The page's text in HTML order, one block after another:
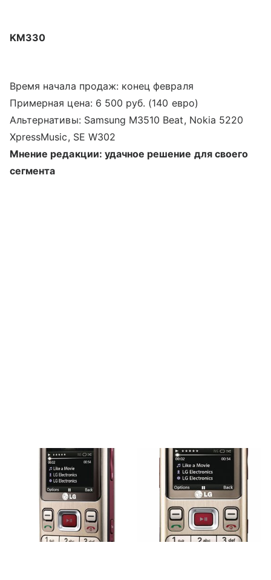
KM330
Время начала продаж: конец февраля
Примерная цена: 6 500 руб. (140 евро)
Альтернативы: Samsung M3510 Beat, Nokia 5220
XpressMusic, SE W302
Мнение редакции: удачное решение для своего
сегмента